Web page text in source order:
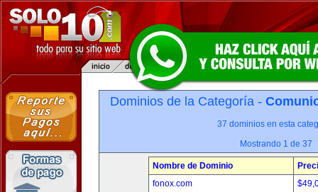
Dominios de la Categoría -
37 dominios en esta
Mostrando 1 de 37
Nombre de Dominio
fonox.com